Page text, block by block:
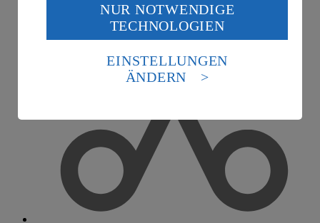
Wenn du auf „Aktivieren“ klickst, willigst du im Sinne
des Art. 49 Abs. 1 Satz 1 lit. a) DSGVO ein, dass deine
Daten in den USA verarbeitet werden. Der EuGH sieht
die USA als Land mit einem nach europäischen
Standards nicht angemessenen Datenschutzniveau an.
Es besteht das Risiko eines Zugriffs durch US-
Informationen zum Herausgeber der Seite findest du
Impressum
NUR NOTWENDIGE
TECHNOLOGIEN
EINSTELLUNGEN
ÄNDERN